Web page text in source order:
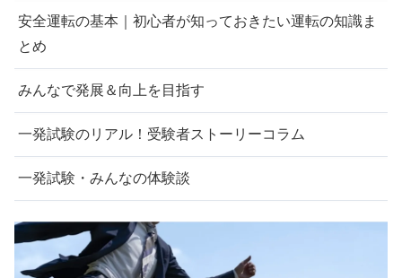
安全運転の基本｜初心者が知っておきたい運転の知識ま
とめ
みんなで発展＆向上を目指す
一発試験のリアル！受験者ストーリーコラム
一発試験・みんなの体験談